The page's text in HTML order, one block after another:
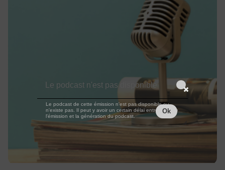
Le podcast n'est pas disponible
Le podcast de cette émission n'est pas disponible ou
n'existe pas. Il peut y avoir un certain délai entre la fin de
l'émission et la génération du podcast.
Ok